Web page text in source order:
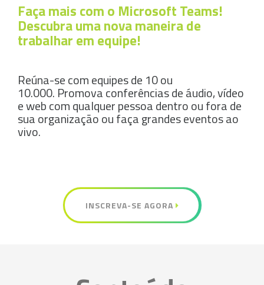
Faça mais com o Microsoft Teams!
Descubra uma nova maneira de
trabalhar em equipe!
Reúna-se com equipes de 10 ou
10.000. Promova conferências de áudio, vídeo
e web com qualquer pessoa dentro ou fora de
sua organização ou faça grandes eventos ao
vivo.
INSCREVA-SE AGORA